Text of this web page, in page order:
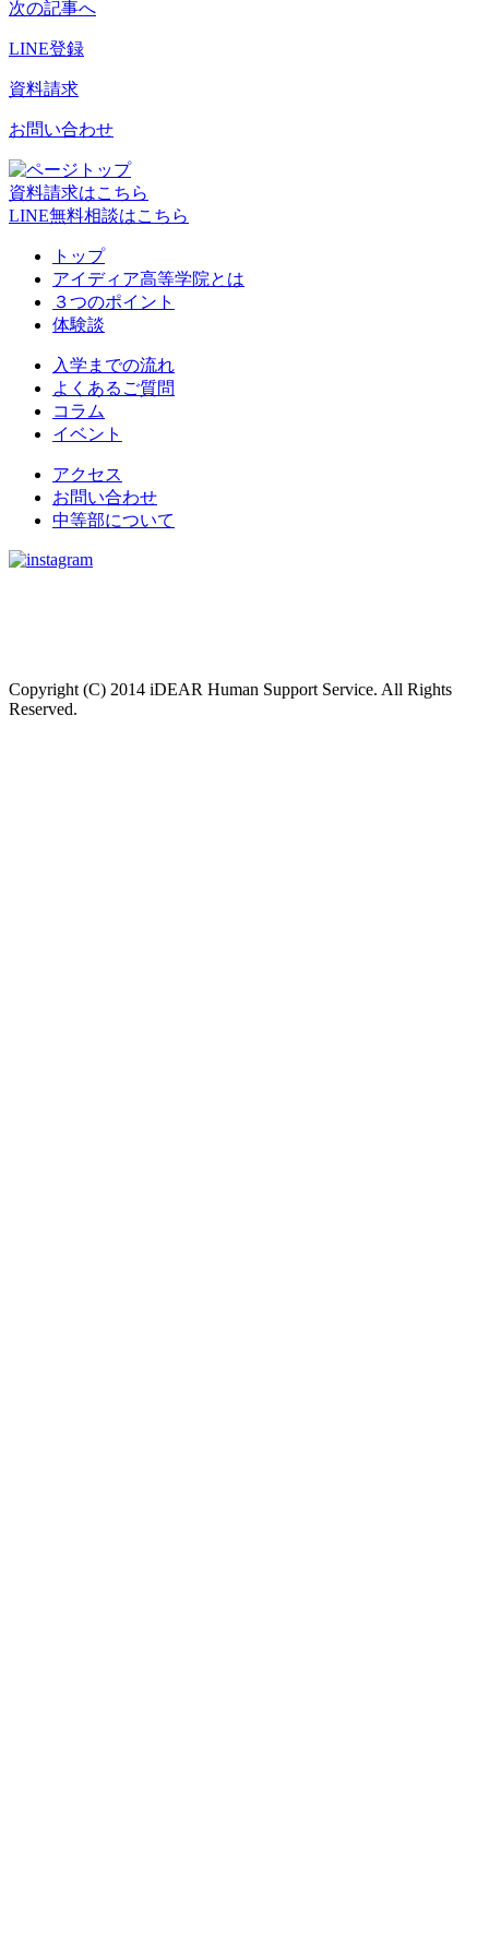
次の記事へ
LINE登録
資料請求
お問い合わせ
資料請求はこちら
LINE無料相談はこちら
トップ
アイディア高等学院とは
３つのポイント
体験談
入学までの流れ
よくあるご質問
コラム
イベント
アクセス
お問い合わせ
中等部について
Copyright (C) 2014 iDEAR Human Support Service. All Rights
Reserved.